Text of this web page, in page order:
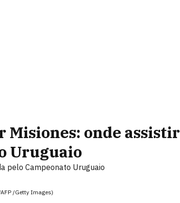
onde assistir
Uruguaio
pelo Campeonato Uruguaio
/Getty Images)